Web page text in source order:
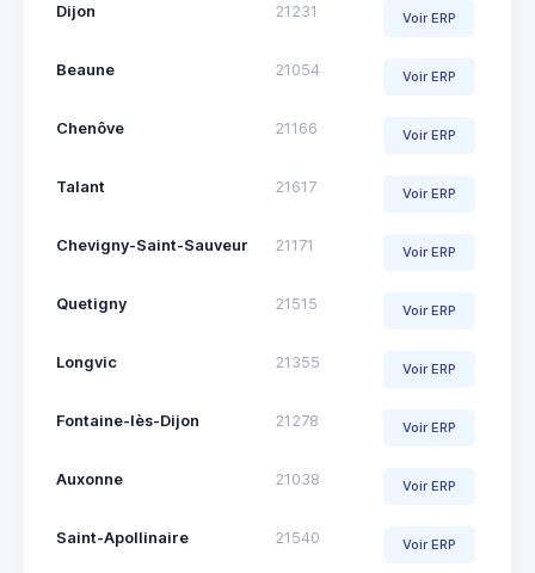
Dijon 21231 Voir ERP
Beaune 21054 Voir ERP
Chenôve 21166 Voir ERP
Talant 21617 Voir ERP
Chevigny-Saint-Sauveur 21171 Voir ERP
Quetigny 21515 Voir ERP
Longvic 21355 Voir ERP
Fontaine-lès-Dijon 21278 Voir ERP
Auxonne 21038 Voir ERP
Saint-Apollinaire 21540 Voir ERP